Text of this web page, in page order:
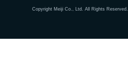
Copyright Meiji Co., Ltd. All Rights Reserved.